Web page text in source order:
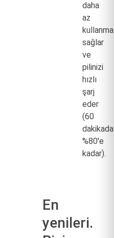
daha
az
sağlar
ve
pilinizi
hızlı
şarj
eder
(60
dakikada
%80'e
kadar).
En
yenileri.